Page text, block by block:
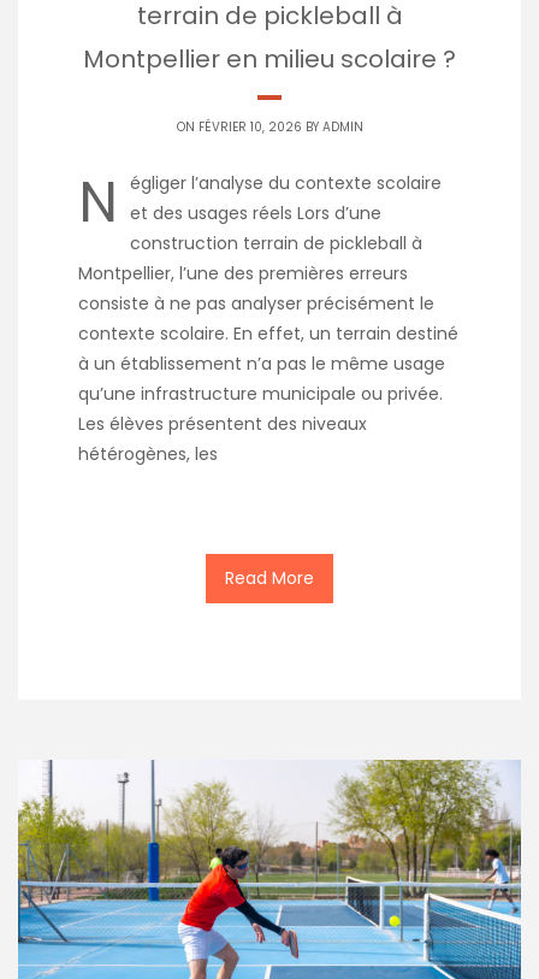
terrain de pickleball à
Montpellier en milieu scolaire ?
ON FÉVRIER 10, 2026 BY ADMIN
N
égliger l’analyse du contexte scolaire
et des usages réels Lors d’une
construction terrain de pickleball à
Montpellier, l’une des premières erreurs
consiste à ne pas analyser précisément le
contexte scolaire. En effet, un terrain destiné
à un établissement n’a pas le même usage
qu’une infrastructure municipale ou privée.
Les élèves présentent des niveaux
hétérogènes, les
Read More